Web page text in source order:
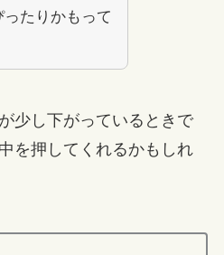
たりかもって
少し下がっているときで
を押してくれるかもしれ